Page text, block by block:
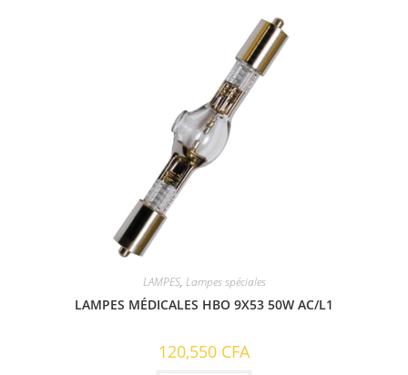
LAMPES, Lampes spéciales
LAMPES MÉDICALES HBO 9X53 50W AC/L1
120,550 CFA